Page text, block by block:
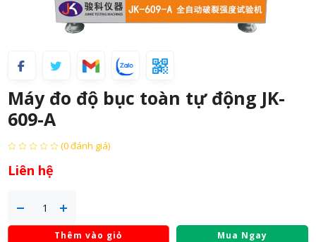
Máy đo độ bục toàn tự động JK-
609-A
(0 đánh giá)
Liên hệ
Thêm vào giỏ Mua Ngay